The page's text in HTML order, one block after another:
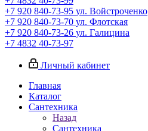
+7 920 840-73-95 ул. Войстроченко
+7 920 840-73-70 ул. Флотская
+7 920 840-73-26 ул. Галицина
+7 4832 40-73-97
Личный кабинет
Главная
Каталог
Сантехника
Назад
Сантехника